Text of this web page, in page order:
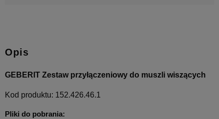
Opis
GEBERIT Zestaw przyłączeniowy do muszli wiszących
Kod produktu: 152.426.46.1
Pliki do pobrania: